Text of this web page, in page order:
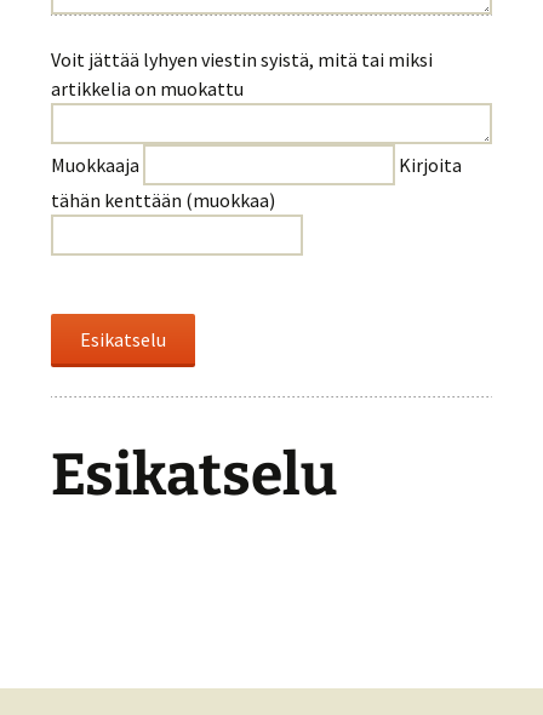
Voit jättää lyhyen viestin syistä, mitä tai miksi
artikkelia on muokattu
Muokkaaja
Kirjoita
tähän kenttään (muokkaa)
Esikatselu